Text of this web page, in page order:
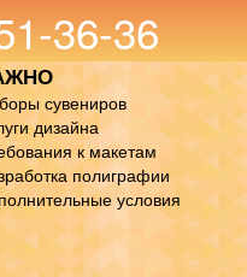
36-36
сувениров
дизайна
к макетам
полиграфии
условия